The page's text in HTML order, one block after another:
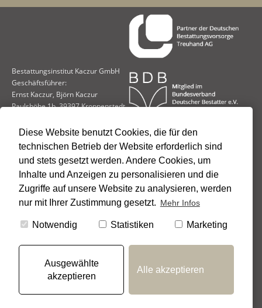
Diese Website benutzt Cookies, die für den
technischen Betrieb der Website erforderlich sind
und stets gesetzt werden. Andere Cookies, um
Inhalte und Anzeigen zu personalisieren und die
Zugriffe auf unsere Website zu analysieren, werden
nur mit Ihrer Zustimmung gesetzt. Mehr Infos
Notwendig Statistiken Marketing
Ausgewählte
akzeptieren
Alle akzeptieren
Bestattungsinstitut Kaczur GmbH
Geschäftsführer:
Ernst Kaczur, Björn Kaczur
Paulshöhe 1b, 39397 Kroppenstedt
Tel.: 039264 - 215
Fax: 039264 - 92004
FILIALE EGELN
Ritterstraße 12, 39435 Egeln
Tel.: 039268 - 300358
FILIALE STASSFURT
Tel.: 03925 - 3785140
IMPRESSUM